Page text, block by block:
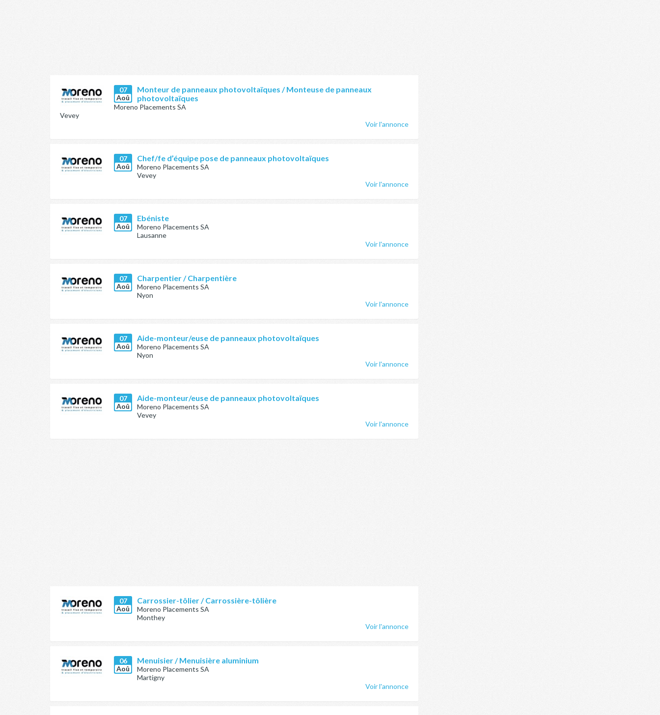
07
Aoû
Monteur de panneaux photovoltaïques / Monteuse de panneaux
photovoltaïques
Moreno Placements SA
Vevey
Voir l'annonce
07
Aoû
Chef/fe d’équipe pose de panneaux photovoltaïques
Moreno Placements SA
Vevey
Voir l'annonce
07
Aoû
Ebéniste
Moreno Placements SA
Lausanne
Voir l'annonce
07
Aoû
Charpentier / Charpentière
Moreno Placements SA
Nyon
Voir l'annonce
07
Aoû
Aide-monteur/euse de panneaux photovoltaïques
Moreno Placements SA
Nyon
Voir l'annonce
07
Aoû
Aide-monteur/euse de panneaux photovoltaïques
Moreno Placements SA
Vevey
Voir l'annonce
07
Aoû
Carrossier-tôlier / Carrossière-tôlière
Moreno Placements SA
Monthey
Voir l'annonce
06
Aoû
Menuisier / Menuisière aluminium
Moreno Placements SA
Martigny
Voir l'annonce